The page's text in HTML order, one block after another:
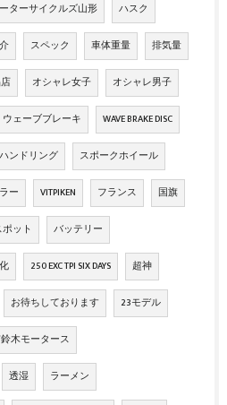
ターサイクルズ山形 ハスク
スペック 車体重量 排気量
オシャレ女子 オシャレ男子
ウェーブブレーキ WAVE BRAKE DISC
ハンドリング スポークホイール
ー VITPIKEN フランス 国旗
ット バッテリー
250 EXC TPI SIX DAYS 超神
お待ちしております 23モデル
木モータース
透湿 ラーメン